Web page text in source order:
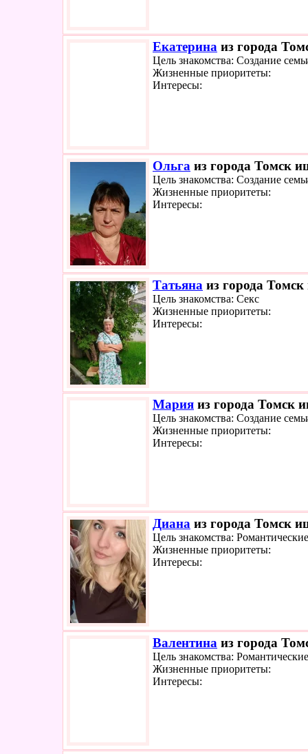
Екатерина из города
Цель знакомства: Создание
Жизненные приоритеты:
Интересы:
Ольга из города Томск
Цель знакомства: Создание
Жизненные приоритеты:
Интересы:
Татьяна из города
Цель знакомства: Секс
Жизненные приоритеты:
Интересы:
Мария из города Томск
Цель знакомства: Создание
Жизненные приоритеты:
Интересы:
Диана из города Томск
Цель знакомства:
Жизненные приоритеты:
Интересы:
Валентина из города
Цель знакомства:
Жизненные приоритеты:
Интересы: